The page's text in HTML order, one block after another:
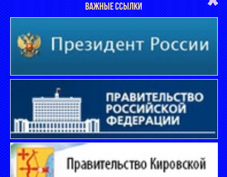
ВАЖНЫЕ ССЫЛКИ